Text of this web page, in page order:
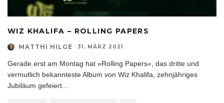
WIZ KHALIFA – ROLLING PAPERS
MATTHI HILGE · 31. MÄRZ 2021
Gerade erst am Montag hat »Rolling Papers«, das dritte und
vermutlich bekannteste Album von Wiz Khalifa, zehnjähriges
Jubiläum gefeiert